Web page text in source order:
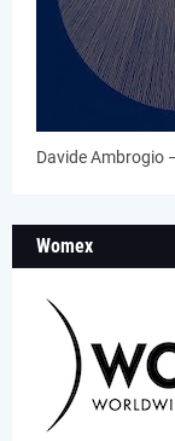
Davide Ambrogio
Womex